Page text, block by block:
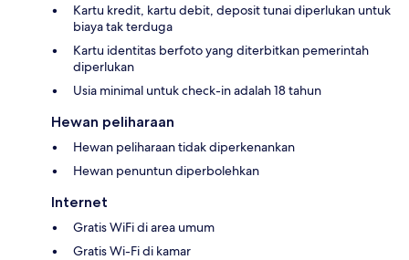
Kartu kredit, kartu debit, deposit tunai diperlukan untuk
biaya tak terduga
Kartu identitas berfoto yang diterbitkan pemerintah
diperlukan
Usia minimal untuk check-in adalah 18 tahun
Hewan peliharaan
Hewan peliharaan tidak diperkenankan
Hewan penuntun diperbolehkan
Internet
Gratis WiFi di area umum
Gratis Wi-Fi di kamar